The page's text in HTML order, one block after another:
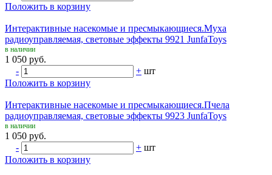
Положить в корзину
Интерактивные насекомые и пресмыкающиеся.Муха
радиоуправляемая, световые эффекты 9921 JunfaToys
в наличии
1 050 руб.
-
+ шт
Положить в корзину
Интерактивные насекомые и пресмыкающиеся.Пчела
радиоуправляемая, световые эффекты 9923 JunfaToys
в наличии
1 050 руб.
-
+ шт
Положить в корзину